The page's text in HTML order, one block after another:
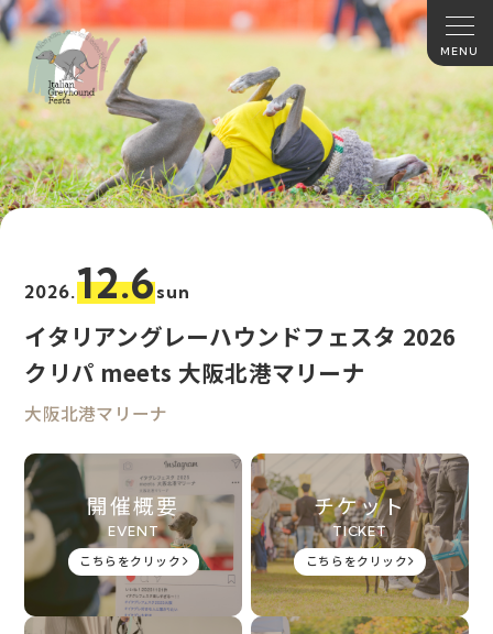
2026.12.6sun
イタリアングレーハウンドフェスタ 2026
クリパ meets 大阪北港マリーナ
大阪北港マリーナ
開催概要
EVENT
こちらをクリック
チケット
TICKET
こちらをクリック